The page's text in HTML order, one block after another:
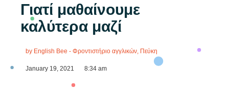
Γιατί μαθαίνουμε
καλύτερα μαζί
by English Bee - Φροντιστήριο αγγλικών, Πεύκη
January 19, 2021 8:34 am